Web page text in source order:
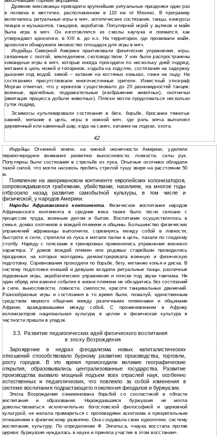
Древние мексиканцы проводили крупнейшие ритуальные праздники один раз
в полвека в местечке, расположенном в 110 км от Мехико. В программу
включались ритуальные игры в мяч, атлетические состязания, танцы, конкурсы
певцов и музыкантов, танцоров, акробатов. Популярной игрой у ацтеков и майя
была игра в мяч. Он изготовлялся из смолы каучука и появился, как
утверждают археологи, в XIII в. до н.э. На территории, где проживали майя,
археологи обнаружили множество площадок для игры в мяч.
Индейцы Северной Америки практиковали физические упражнения, игры,
связанные с охотой, земледелием, скотоводством. У них были распространены
командные игры в мяч, которые иногда проходили по нескольку дней подряд;
метание в цель ножей и топориков, ходьба на ходулях, состязания на задержку
дыхания под водой, зимой – катание на костяных коньках, гонки на льду. На
состязаниях присутствовали многочисленные зрители. Известный этнограф
Морган отмечал, что у ирокезов существовало до 20 разновидностей танцев:
военные, врачебные, подражательные (изображение животных), охотничьи
(имитация процесса добычи животных). Пляски могли продолжаться несколько
суток подряд.
Эскимосы культивировали состязания в беге, борьбе, бросании тяжелых
камней, метание в цель, игры в ножной мяч, где роль мяча выполнял
деревянный или каменный шар, езда на санях, катание на лодках, охота.
42
Индейцы Огненной земли, на южной оконечности Америки, уделяли
первоочередное внимание развитию выносливости, ловкости, силы рук.
Популярны были состязания в стрельбе из лука. Опытные охотники обладали
такой силой, что могли насквозь пробить стрелой тушу зверя на расстоянии 50
м.
Появление на американском континенте европейских колонизаторов,
сопровождавшееся грабежами, убийствами, насилием, на многое годы
отбросило назад развитие самобытной культуры, в том числе и
физической, у народов Америки.
Народы Африканского континента. Физическое воспитание народов
Африканского континента в средние века также было тесно связано с
процессом труда, военным делом и бытом. Воспитание осуществлялось в
семье, домах охотников и вождей племени и общины. Большинство физических
упражнений африканцы выполняли, соревнуясь между собой в ловкости,
быстроте и силе, стреляли из лука и метали палки в цель, лазали по гладкому
столбу. Наряду с плясками в тренировках применялись упражнения военного
характера. У домов вождей племен или родовых старейшин проводились
праздники, на которых молодежь демонстрировала военную и физическую
подготовку. Соревнования проходили по борьбе, бегу, метанию копья и диска. В
систему подготовки юношей и девушек входили ритуальные танцы, различные
подвижные игры, акробатические упражнения и пляски под звуки тамтама. Ни
один обряд или важное событие в жизни племени не обходились без состязаний
в силе, выносливости, ловкости, смелости, красоте танцевальных движений.
Разнообразные игры и состязания в то время были, пожалуй, единственным
средством мирного общения между различными племенами и общинами
Африки, враждовавшими между собой. С проникновением в Африку
колонизаторов национальная культура в целом и физическая культура в
частности пришли в упадок.
3.3. Развитие педагогических идей физического воспитания
в эпоху Возрождения
Зарождение в недрах феодализма новых капиталистических
отношений способствовало бурному развитию производства, торговли,
росту городов. В это время происходили великие географические
открытия, образовывались централизованные государства. Развитие
производства вызвало мощный подъем всех отраслей наук, особенно
естественных и педагогических, что повлекло за собой изменения в
системе воспитания подрастающего поколения феодалов и буржуазии.
Эпоха Возрождения ознаменована борьбой со схоластикой в области
воспитания и образования. Нарождавшаяся буржуазия не могла
довольствоваться исключительно богословской философией и церковной
культурой, не желала примириться с проповедями аскетизма и презрительным
отношением к физическому развитию. Она создавала свою идеологию, систему
воспитания, культуру. По определению Ф. Энгельса, «наука восстала против
церкви: буржуазия нуждалась в науке и приняла участие в этом восстании».